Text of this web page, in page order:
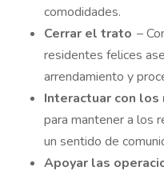
comodidades.
Cerrar el trato –
residentes felices
arrendamiento y
Interactuar con
para mantener a los
un sentido de
Apoyar las